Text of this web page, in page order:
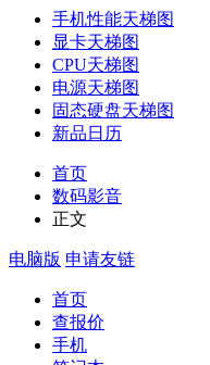
手机性能天梯图
显卡天梯图
CPU天梯图
电源天梯图
固态硬盘天梯图
新品日历
首页
数码影音
正文
电脑版 申请友链
首页
查报价
手机